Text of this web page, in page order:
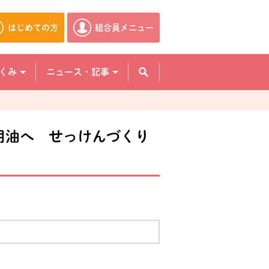
はじめての方
別のウィンドウで開きます。
組合員メニュー
別のウィンドウで開きます。
み ニュース・記事
油へ せっけんづくり